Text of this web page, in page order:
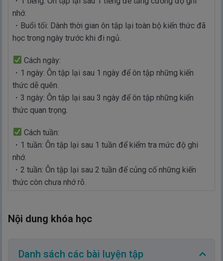
nhớ.
・Buổi tối: Dành thời gian ôn tập lại toàn bộ kiến thức đã
học trong ngày trước khi đi ngủ.
Cách ngày:
・1 ngày: Ôn tập lại sau 1 ngày để ôn tập những kiến
thức dễ quên.
・3 ngày: Ôn tập lại sau 3 ngày để ôn tập những kiến
thức quan trọng.
Cách tuần:
・1 tuần: Ôn tập lại sau 1 tuần để kiểm tra mức độ ghi
nhớ.
・2 tuần: Ôn tập lại sau 2 tuần để củng cố những kiến
thức còn chưa nhớ rõ.
Nội dung khóa học
Danh sách các bài luyện tập